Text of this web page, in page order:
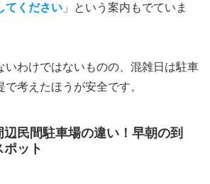
てください 」という案内もでていま
いわけではないものの、混雑日は駐車
考えたほうが安全です。
民間駐車場の違い！早朝の到
ット